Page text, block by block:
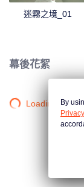
迷霧之境_01
幕後花絮
Loading…By